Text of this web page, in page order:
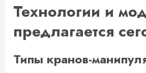
Технологии и
предлагается
Типы кранов-